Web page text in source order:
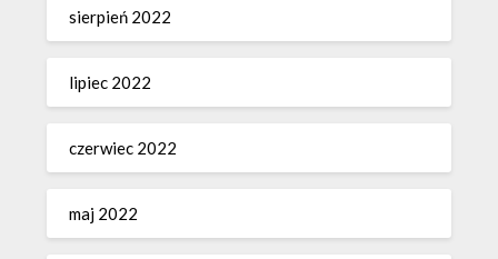
sierpień 2022
lipiec 2022
czerwiec 2022
maj 2022